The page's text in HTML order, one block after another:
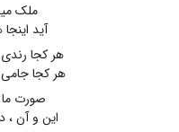
ملک
آید
هر کجا
هر کجا
صورت
این و آن